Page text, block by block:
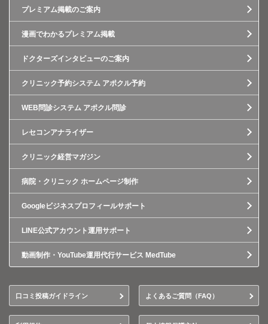
プレミアム掲載のご案内
漫画でわかるプレミアム掲載
ドクターズインタビューのご案内
クリニック予約システム アポクル予約
WEB問診システム アポクル問診
レセコンアナライザー
クリニック経営マガジン
病院・クリニック ホームページ制作
Googleビジネスプロフィールサポート
LINE公式アカウント運用サポート
動画制作・YouTube運用代行サービス MedTube
口コミ投稿ガイドライン よくあるご質問（FAQ）